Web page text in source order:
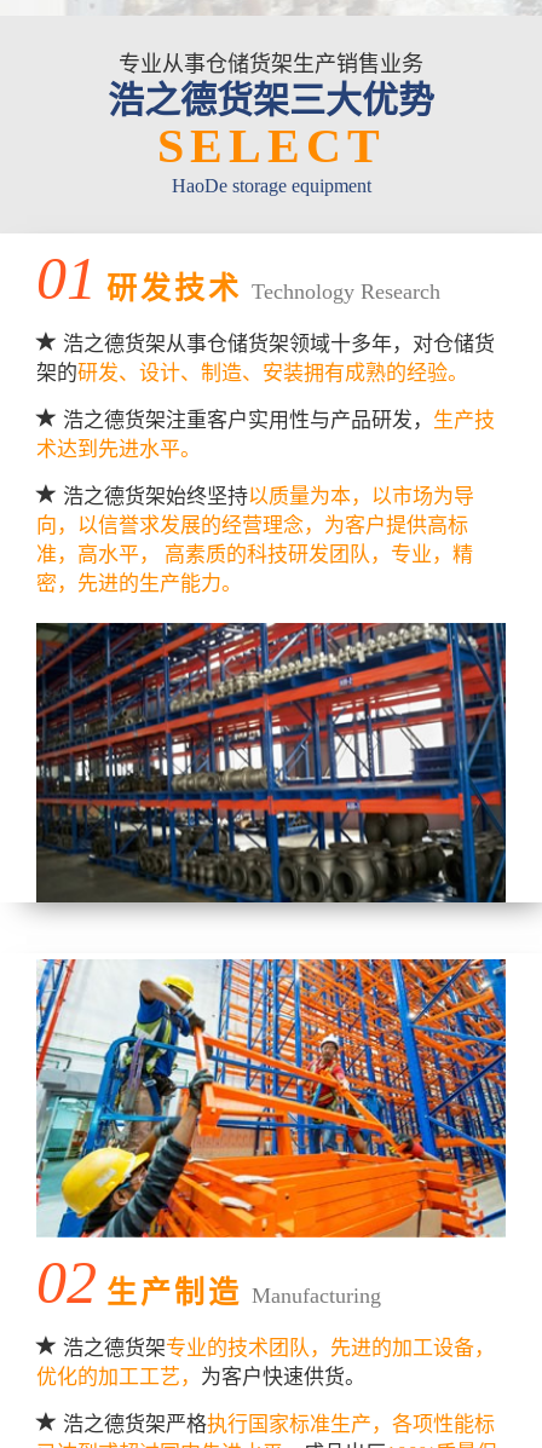
专业从事仓储货架生产销售业务
浩之德货架三大优势
SELECT
HaoDe storage equipment
01 研发技术 Technology Research
浩之德货架从事仓储货架领域十多年，对仓储货
架的研发、设计、制造、安装拥有成熟的经验。
浩之德货架注重客户实用性与产品研发， 生产技
术达到先进水平。
浩之德货架始终坚持以质量为本，以市场为导
向，以信誉求发展的经营理念，为客户提供高标
准，高水平， 高素质的科技研发团队，专业，精
密，先进的生产能力。
02 生产制造 Manufacturing
浩之德货架专业的技术团队，先进的加工设备，
优化的加工工艺， 为客户快速供货。
浩之德货架严格执行国家标准生产，各项性能标